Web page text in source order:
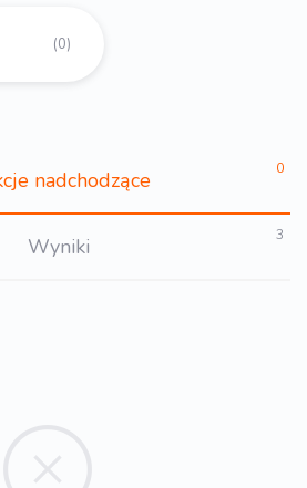
(0)
nadchodzące 0
Wyniki 3